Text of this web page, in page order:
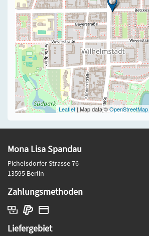
Leaflet | Map data ©OpenStreetMap
Mona Lisa Spandau
Pichelsdorfer Strasse 76
13595 Berlin
Zahlungsmethoden
Liefergebiet